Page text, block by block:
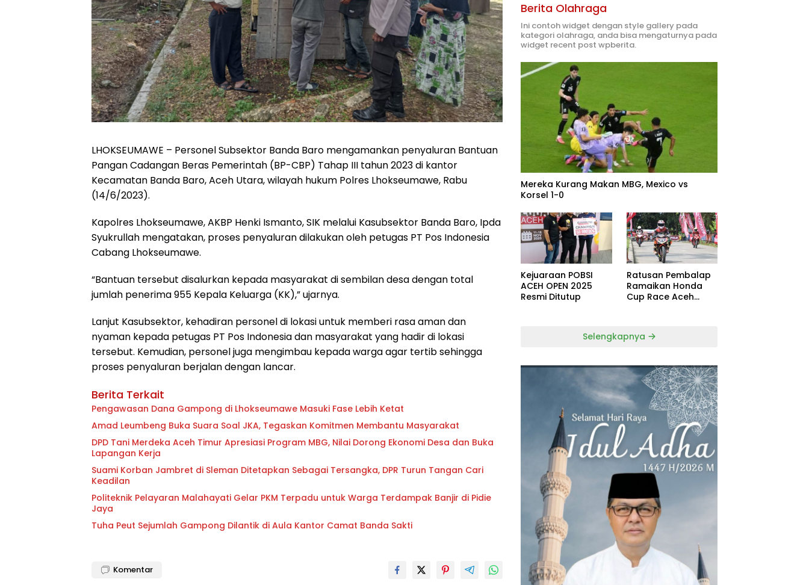
LHOKSEUMAWE – Personel Subsektor Banda Baro mengamankan penyaluran Bantuan
Pangan Cadangan Beras Pemerintah (BP-CBP) Tahap III tahun 2023 di kantor
Kecamatan Banda Baro, Aceh Utara, wilayah hukum Polres Lhokseumawe, Rabu
(14/6/2023).
Kapolres Lhokseumawe, AKBP Henki Ismanto, SIK melalui Kasubsektor Banda Baro, Ipda
Syukrullah mengatakan, proses penyaluran dilakukan oleh petugas PT Pos Indonesia
Cabang Lhokseumawe.
“Bantuan tersebut disalurkan kepada masyarakat di sembilan desa dengan total
jumlah penerima 955 Kepala Keluarga (KK),” ujarnya.
Lanjut Kasubsektor, kehadiran personel di lokasi untuk memberi rasa aman dan
nyaman kepada petugas PT Pos Indonesia dan masyarakat yang hadir di lokasi
tersebut. Kemudian, personel juga mengimbau kepada warga agar tertib sehingga
proses penyaluran berjalan dengan lancar.
Berita Terkait
Pengawasan Dana Gampong di Lhokseumawe Masuki Fase Lebih Ketat
Amad Leumbeng Buka Suara Soal JKA, Tegaskan Komitmen Membantu Masyarakat
DPD Tani Merdeka Aceh Timur Apresiasi Program MBG, Nilai Dorong Ekonomi Desa dan Buka
Lapangan Kerja
Suami Korban Jambret di Sleman Ditetapkan Sebagai Tersangka, DPR Turun Tangan Cari
Keadilan
Politeknik Pelayaran Malahayati Gelar PKM Terpadu untuk Warga Terdampak Banjir di Pidie
Jaya
Tuha Peut Sejumlah Gampong Dilantik di Aula Kantor Camat Banda Sakti
Komentar
Berita Olahraga
Ini contoh widget dengan style gallery pada
kategori olahraga, anda bisa mengaturnya pada
widget recent post wpberita.
Mereka Kurang Makan MBG, Mexico vs
Korsel 1-0
Kejuaraan POBSI
ACEH OPEN 2025
Resmi Ditutup
Ratusan Pembalap
Ramaikan Honda
Cup Race Aceh
Selengkapnya